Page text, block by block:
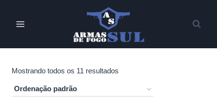
Mostrando todos os 11 resultados